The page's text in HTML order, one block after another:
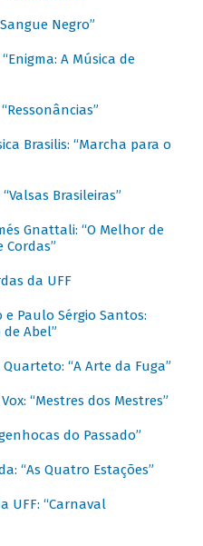
Negro”
A Música de
Brasilis: “Marcha para o
Brasileiras”
Gnattali: “O Melhor de
da UFF
e Paulo Sérgio Santos:
Abel”
“A Arte da Fuga”
“Mestres dos Mestres”
do Passado”
“As Quatro Estações”
UFF: “Carnaval